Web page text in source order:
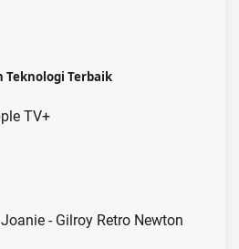
Teknologi Terbaik